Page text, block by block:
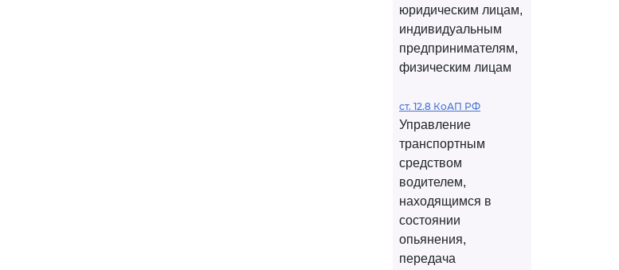
юридическим лицам,
индивидуальным
предпринимателям,
физическим лицам
ст. 12.8 КоАП РФ
Управление
транспортным
средством
водителем,
находящимся в
состоянии
опьянения,
передача